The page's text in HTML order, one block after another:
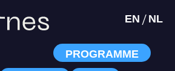
PROGRAMME
EN / NL